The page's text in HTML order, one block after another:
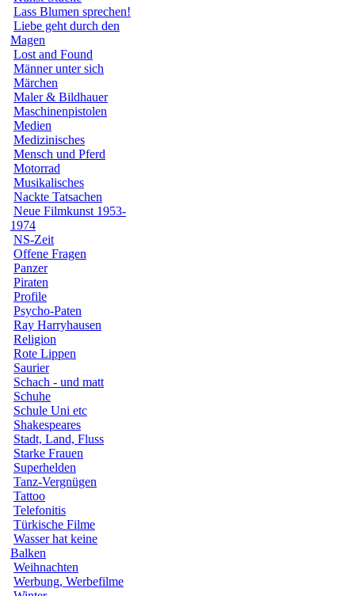
Lass Blumen sprechen!
Liebe geht durch den
Magen
Lost and Found
Männer unter sich
Märchen
Maler & Bildhauer
Maschinenpistolen
Medien
Medizinisches
Mensch und Pferd
Motorrad
Musikalisches
Nackte Tatsachen
Neue Filmkunst 1953-
1974
NS-Zeit
Offene Fragen
Panzer
Piraten
Profile
Psycho-Paten
Ray Harryhausen
Religion
Rote Lippen
Saurier
Schach - und matt
Schuhe
Schule Uni etc
Shakespeares
Stadt, Land, Fluss
Starke Frauen
Superhelden
Tanz-Vergnügen
Tattoo
Telefonitis
Türkische Filme
Wasser hat keine
Balken
Weihnachten
Werbung, Werbefilme